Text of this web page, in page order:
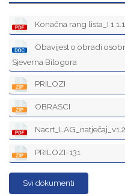
Konačna rang lista_I
Obavijest o obradi
Sjeverna Bilogora
PRILOZI
OBRASCI
PRILOZI-131
Svi dokumenti